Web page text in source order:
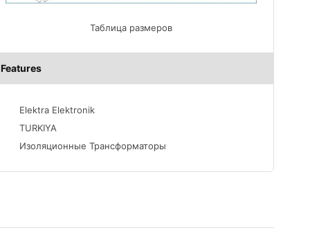
Таблица размеров
Features
Elektra Elektronik
TURKIYA
Изоляционные Трансформаторы